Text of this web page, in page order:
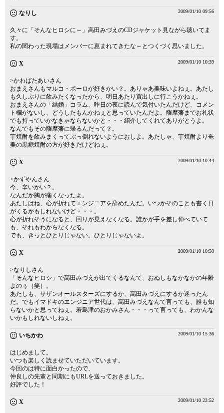
なりし 2009/01/10 09:56
久々に「そんなヒロシに～」高田みづえのCDジャケット見ながら聴いてま
す。
私の関わった現場はメンバーに恵まれてきたな～とつくづく思いました。
X 2009/01/10 10:39
>かわばたあいさん
おまえさんもマルコ・ポーロが好きかい？。ありゃあ美味いよねぇ。あたし
も久しぶりに飲みたくなったから、明日あたり買出しに行こうかねぇ。
おまえさんの「結婚」コラム、昨日の夜に読んで気付いたんだけど、コメン
ト欄がないし、どうしたもんかねぇと思っていたんだよ。薩摩藩までお礼状
でも持っていかなきゃならないかと・・・紹介してくれてありがとうよ。
なんでもその薩摩藩に帰るんだって？。
芋焼酎を飲みまくってぶっ倒れないようにおしよ。あたしゃ、芋焼酎より奄
美の黒糖焼酎の方が好きだけどねぇ。
X 2009/01/10 10:44
>かずやんさん
今、辛いかい？。
なんだか胸が痛くなったよ。
あたしはね、心が折れてエンジニアを辞めたんだ。いつかそのことも書く日
がくるかもしれないけど・・・。
心が折れそうになると、回りが見えなくなる。誰かが手を差し伸べていて
も、それもわからなくなる。
でも、きっとひとりじゃない。ひとりじゃないよ。
X 2009/01/10 10:50
>なりしさん
「そんなヒロシ」で高田みづえが出てくるなんて、おぬしもなかなかの年齢
よのぅ（笑）。
あたしも、サザンオールスターズにするか、高田みづえにするか迷ったん
だ。でもイマドキのエンジニア世代は、高田みづえなんて言っても、誰も知
らないかと思ってねぇ。若島津のおかみさん・・・って言っても、わかんな
いかもしれないしねぇ。
いちかわ 2009/01/10 15:36
はじめまして。
いつも楽しく読ませていただいています。
今回のは特に面白かったので、
仲良しの先輩と同期にもURLを送っておきました。
好評でした！
X 2009/01/10 23:52